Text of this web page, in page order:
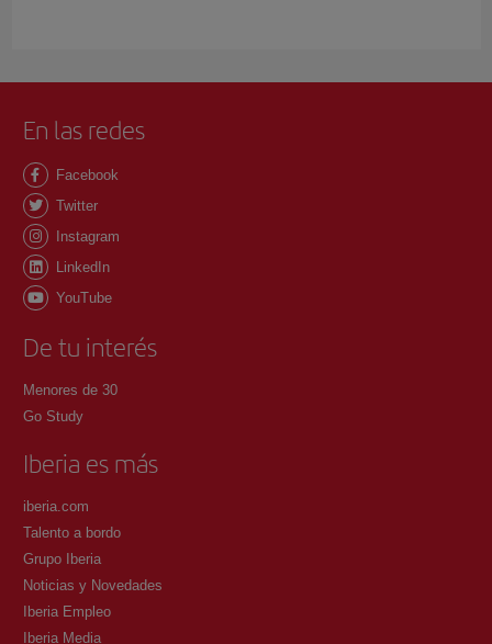
En las redes
Facebook
Twitter
Instagram
LinkedIn
YouTube
De tu interés
Menores de 30
Go Study
Iberia es más
iberia.com
Talento a bordo
Grupo Iberia
Noticias y Novedades
Iberia Empleo
Iberia Media